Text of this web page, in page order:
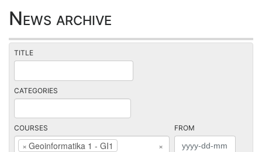
News archive
TITLE
CATEGORIES
COURSES
×
× Geoinformatika 1 - GI1
FROM